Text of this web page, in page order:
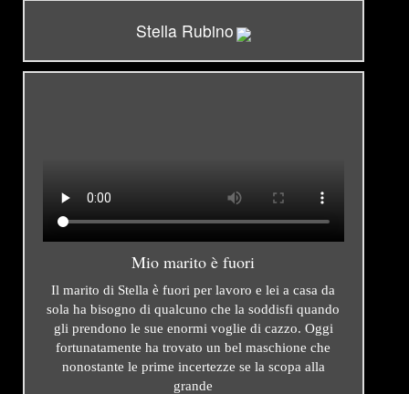
Stella Rubino
Mio marito è fuori
Il marito di Stella è fuori per lavoro e lei a casa da
sola ha bisogno di qualcuno che la soddisfi quando
gli prendono le sue enormi voglie di cazzo. Oggi
fortunatamente ha trovato un bel maschione che
nonostante le prime incertezze se la scopa alla
grande